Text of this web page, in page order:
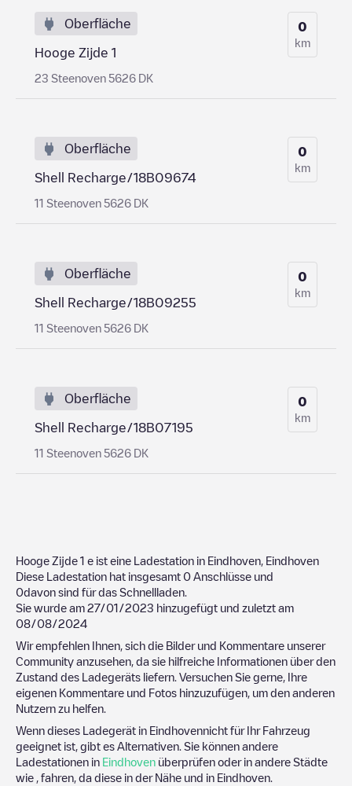
Oberfläche
Hooge Zijde 1
23 Steenoven 5626 DK
0
km
Oberfläche
Shell Recharge/18B09674
11 Steenoven 5626 DK
0
km
Oberfläche
Shell Recharge/18B09255
11 Steenoven 5626 DK
0
km
Oberfläche
Shell Recharge/18B07195
11 Steenoven 5626 DK
0
km
Hooge Zijde 1 e ist eine Ladestation in Eindhoven Eindhoven
Diese Ladestation hat insgesamt 0 Anschlüsse und
0davon sind für das Schnellladen.
Sie wurde am 27/01/2023 hinzugefügt und zuletzt am
08/08/2024
Wir empfehlen Ihnen, sich die Bilder und Kommentare unserer
Community anzusehen, da sie hilfreiche Informationen über den
Zustand des Ladegeräts liefern. Versuchen Sie gerne, Ihre
eigenen Kommentare und Fotos hinzuzufügen, um den anderen
Nutzern zu helfen.
Wenn dieses Ladegerät in Eindhovennicht für Ihr Fahrzeug
geeignet ist, gibt es Alternativen. Sie können andere
Ladestationen in Eindhoven überprüfen oder in andere Städte
wie , fahren, da diese in der Nähe und in Eindhoven